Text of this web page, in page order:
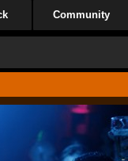
Community